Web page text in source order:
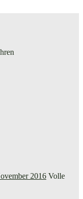
2016 Volle